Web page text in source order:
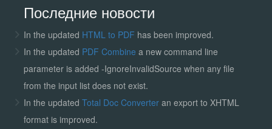
Последние новости
In the updated HTML to PDF has been improved.
In the updated PDF Combine a new command line
parameter is added -IgnoreInvalidSource when any file
from the input list does not exist.
In the updated Total Doc Converter an export to XHTML
format is improved.